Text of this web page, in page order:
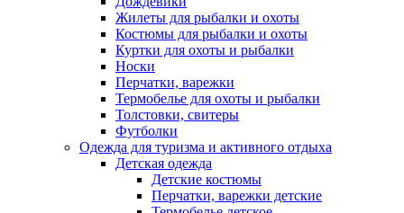
Жилеты для рыбалки и охоты
Костюмы для рыбалки и охоты
Куртки для охоты и рыбалки
Носки
Перчатки, варежки
Термобелье для охоты и рыбалки
Толстовки, свитеры
Футболки
Одежда для туризма и активного отдыха
Детская одежда
Детские костюмы
Перчатки, варежки детские